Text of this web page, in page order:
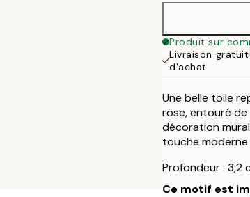
Produit sur
Livraison
d'achat
Une belle toile
rose, entouré de
décoration
touche
Profondeur : 3,2
Ce motif est